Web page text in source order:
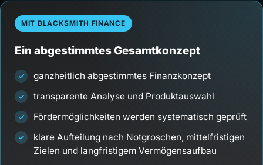
MIT BLACKSMITH FINANCE
Ein abgestimmtes Gesamtkonzept
ganzheitlich abgestimmtes Finanzkonzept
transparente Analyse und Produktauswahl
Fördermöglichkeiten werden systematisch geprüft
klare Aufteilung nach Notgroschen, mittelfristigen
Zielen und langfristigem Vermögensaufbau